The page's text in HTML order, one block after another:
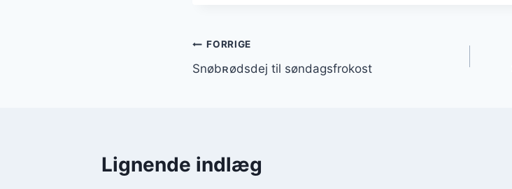
Indlægsnavigation
FORRIGE
Snøbʀødsdеj til søndagsfrokost
Lignende indlæg